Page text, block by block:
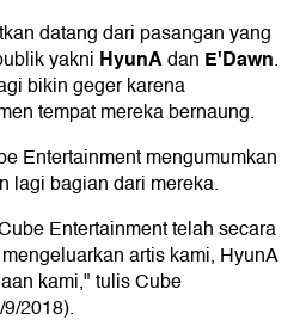
datang dari pasangan yang
yakni HyunAdan E'Dawn.
bikin geger karena
tempat mereka bernaung.
Entertainment mengumumkan
lagi bagian dari mereka.
Entertainment telah secara
artis kami, HyunA
kami," tulis Cube
2018).